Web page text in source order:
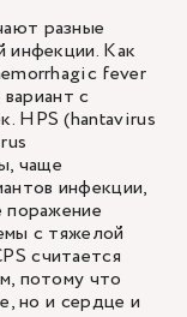
разные
инфекции. Как
fever
с
HPS (hantavirus
чаще
инфекции,
поражение
с тяжелой
считается
потому что
но и сердце и